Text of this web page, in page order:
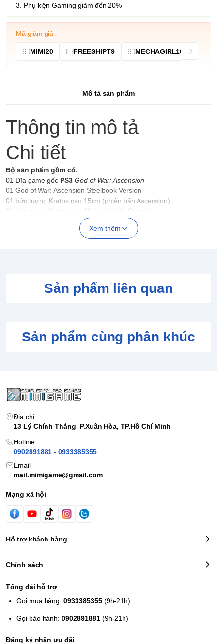
3. Phụ kiện Gaming giảm đến 20%
Mã giảm giá
MIMI20 FREESHIPT9 MECHAGIRL10
Mô tả sản phẩm
Thông tin mô tả
Chi tiết
Bộ sản phẩm gồm có:
01 Đĩa game gốc PS3 God of War: Ascension
01 God of War: Ascension Steelbook Version
01 bức tượng Kratos cao 15cm (phiên bản Ascension)
DLC 1. Mythological Heroes Pack
DLC 2. Blade of Judgment
DLC 3. Truy cập các DLC được phát hành trong tương lai
DLC 7. PSN Avatar Pack
Xem thêm
Sản phẩm liên quan
Sản phẩm cùng phân khúc
Địa chỉ
13 Lý Chính Thắng, P.Xuân Hòa, TP.Hồ Chí Minh
Hotline
0902891881 - 0933385355
Email
mail.mimigame@gmail.com
Mạng xã hội
Hỗ trợ khách hàng
Chính sách
Tổng đài hỗ trợ
Gọi mua hàng:0933385355(9h-21h)
Gọi bảo hành:0902891881(9h-21h)
Đăng ký nhận ưu đãi